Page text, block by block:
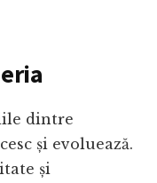
dintre
și evoluează.
și